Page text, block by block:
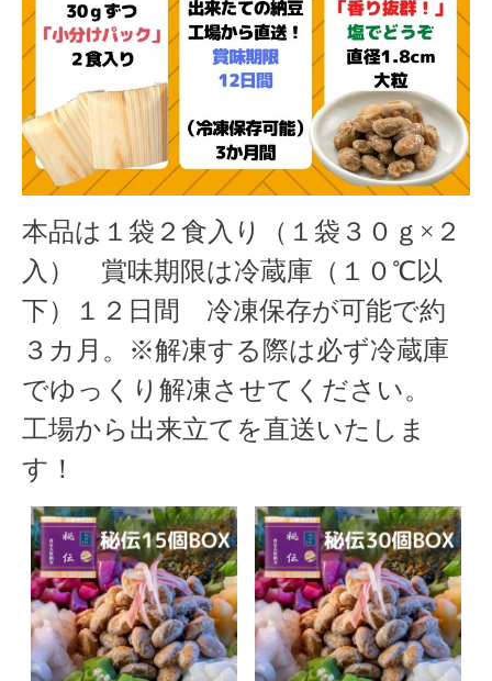
本品は１袋２食入り（１袋３０ｇ×２
入） 賞味期限は冷蔵庫（１０℃以
下）１２日間 冷凍保存が可能で約
３カ月。※解凍する際は必ず冷蔵庫
でゆっくり解凍させてください。
工場から出来立てを直送いたしま
す！